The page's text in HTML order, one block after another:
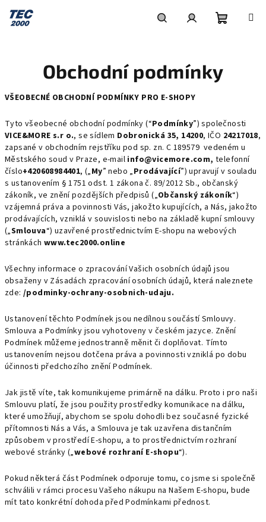
obsah
košík
Obchodní podmínky
VŠEOBECNÉ OBCHODNÍ PODMÍNKY PRO E-SHOPY
Tyto všeobecné obchodní podmínky (“Podmínky”) společnosti
VICE&MORE s.r o., se sídlem Dobronická 35, 14200, IČO 24217018,
zapsané v obchodním rejstříku pod sp. zn. C 189579 vedeném u
Městského soud v Praze, e-mail info@vicemore.com, telefonní
číslo+420608984401, („My” nebo „Prodávající”) upravují v souladu
s ustanovením § 1751 odst. 1 zákona č. 89/2012 Sb., občanský
zákoník, ve znění pozdějších předpisů („Občanský zákoník“)
vzájemná práva a povinnosti Vás, jakožto kupujících, a Nás, jakožto
prodávajících, vzniklá v souvislosti nebo na základě kupní smlouvy
(„Smlouva“) uzavřené prostřednictvím E-shopu na webových
stránkáchwww.tec2000.online
Všechny informace o zpracování Vašich osobních údajů jsou
obsaženy v Zásadách zpracování osobních údajů, která naleznete
zde: /podminky-ochrany-osobnich-udaju.
Ustanovení těchto Podmínek jsou nedílnou součástí Smlouvy.
Smlouva a Podmínky jsou vyhotoveny v českém jazyce. Znění
Podmínek můžeme jednostranně měnit či doplňovat. Tímto
ustanovením nejsou dotčena práva a povinnosti vzniklá po dobu
účinnosti předchozího znění Podmínek.
Jak jistě víte, tak komunikujeme primárně na dálku. Proto i pro naši
Smlouvu platí, že jsou použity prostředky komunikace na dálku,
které umožňují, abychom se spolu dohodli bez současné fyzické
přítomnosti Nás a Vás, a Smlouva je tak uzavřena distančním
způsobem v prostředí E-shopu, a to prostřednictvím rozhraní
webové stránky („webové rozhraní E-shopu“).
Pokud některá část Podmínek odporuje tomu, co jsme si společně
schválili v rámci procesu Vašeho nákupu na Našem E-shopu, bude
mít tato konkrétní dohoda před Podmínkami přednost.